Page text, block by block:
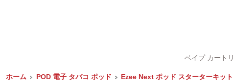
ベイプ カート
ホーム POD 電子 タバコ ポッド Ezee Next ポッド スターターキッ